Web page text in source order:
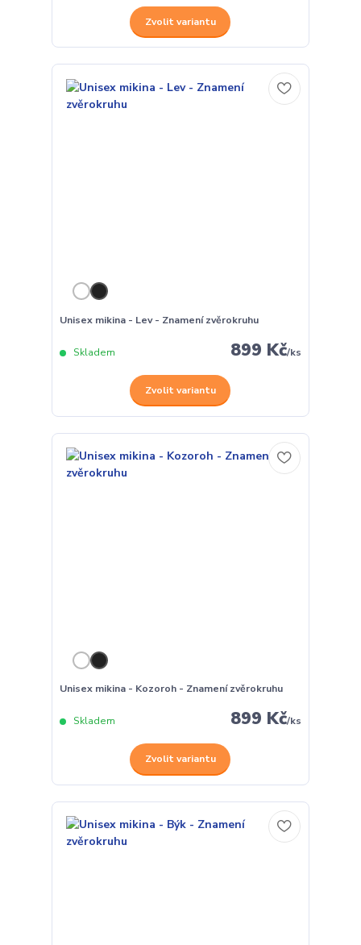
Zvolit variantu
Unisex mikina - Lev - Znamení zvěrokruhu
899 Kč/ks
Skladem
Zvolit variantu
Unisex mikina - Kozoroh - Znamení zvěrokruhu
899 Kč/ks
Skladem
Zvolit variantu